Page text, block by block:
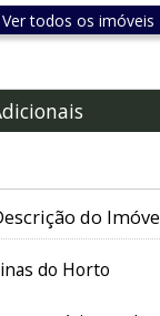
Ver todos os imóveis
do
do Horto